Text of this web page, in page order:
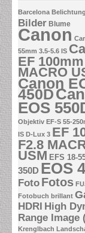
Barcelona
Bilder Blume
Canon
55mm 3.5-5.6 IS
EF
MACRO
Canon
450D
EOS
Objektiv EF-S 55-
IS D-Lux 3 EF
F2.8
USM EFS 18-
350D EOS
Foto Fotos
Fotobuch brillant
HDRI High
Range Image
Krenglbach